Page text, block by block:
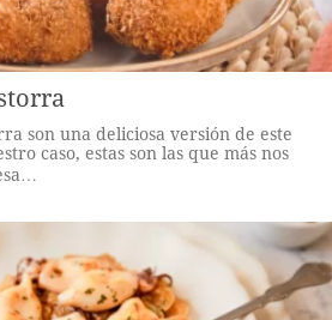
son una deliciosa versión de este
caso, estas son las que más nos